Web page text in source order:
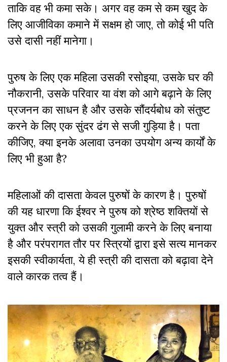
ताकि वह भी कमा सके। अगर वह कम से कम खुद के
लिए आजीविका कमाने में सक्षम हो जाए, तो कोई भी पति
उसे दासी नहीं मानेगा।
पुरुष के लिए एक महिला उसकी रसोइया, उसके घर की
नौकरानी, उसके परिवार या वंश को आगे बढ़ाने के लिए
प्रजनन का साधन है और उसके सौंदर्यबोध को संतुष्ट
करने के लिए एक सुंदर ढंग से सजी गुड़िया है। पता
कीजिए, क्या इनके अलावा उनका उपयोग अन्य कार्यों के
लिए भी हुआ है?
महिलाओं की दासता केवल पुरुषों के कारण है। पुरुषों
की यह धारणा कि ईश्वर ने पुरुष को श्रेष्ठ शक्तियों से
युक्त और स्त्री को उसकी गुलामी करने के लिए बनाया
है और परंपरागत तौर पर स्त्रियों द्वारा इसे सत्य मानकर
इसकी स्वीकार्यता, ये ही स्त्री की दासता को बढ़ावा देने
वाले कारक तत्व हैं।